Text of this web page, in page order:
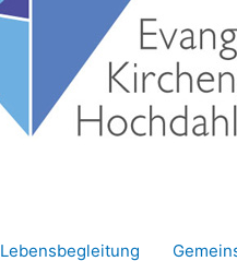
Lebensbegleitung